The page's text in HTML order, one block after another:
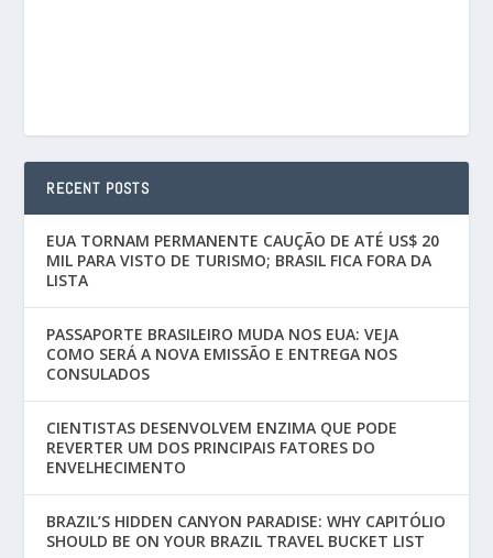
RECENT POSTS
EUA TORNAM PERMANENTE CAUÇÃO DE ATÉ US$ 20
MIL PARA VISTO DE TURISMO; BRASIL FICA FORA DA
LISTA
PASSAPORTE BRASILEIRO MUDA NOS EUA: VEJA
COMO SERÁ A NOVA EMISSÃO E ENTREGA NOS
CONSULADOS
CIENTISTAS DESENVOLVEM ENZIMA QUE PODE
REVERTER UM DOS PRINCIPAIS FATORES DO
ENVELHECIMENTO
BRAZIL’S HIDDEN CANYON PARADISE: WHY CAPITÓLIO
SHOULD BE ON YOUR BRAZIL TRAVEL BUCKET LIST